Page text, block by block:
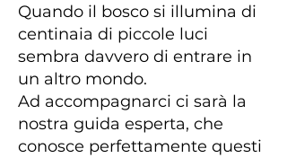
Quando il bosco si illumina di
centinaia di piccole luci
sembra davvero di entrare in
un altro mondo.
Ad accompagnarci ci sarà la
nostra guida esperta, che
conosce perfettamente questi